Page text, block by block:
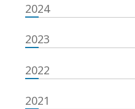
2024
2023
2022
2021